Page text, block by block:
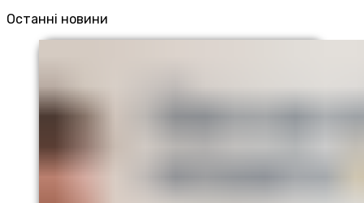
Останні новини